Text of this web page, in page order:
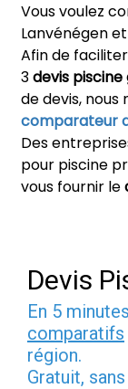
Vous voulez
Lanvénégen
Afin de
3devis
de devis,
comparateur
Des
pour piscine
vous fournir le
Devis
En 5
comparatifs
région.
Gratuit,